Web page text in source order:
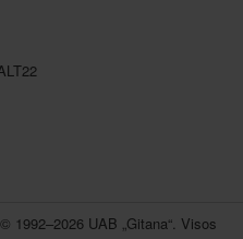
© 1992–2026 UAB „Gitana“. Visos